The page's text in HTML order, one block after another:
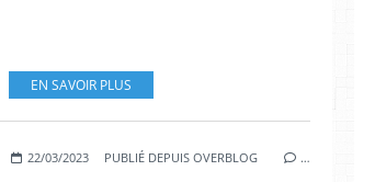
EN SAVOIR PLUS
22/03/2023 PUBLIÉ DEPUIS OVERBLOG …